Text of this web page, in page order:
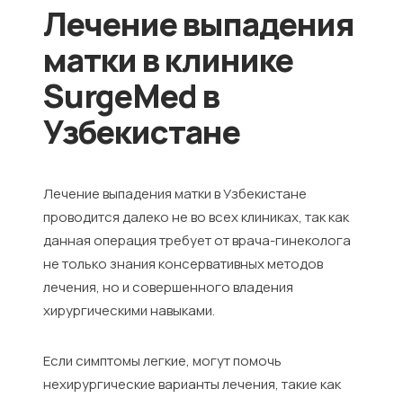
Лечение выпадения
матки в клинике
SurgeMed в
Узбекистане
Лечение выпадения матки в Узбекистане
проводится далеко не во всех клиниках, так как
данная операция требует от врача-гинеколога
не только знания консервативных методов
лечения, но и совершенного владения
хирургическими навыками.
Если симптомы легкие, могут помочь
нехирургические варианты лечения, такие как